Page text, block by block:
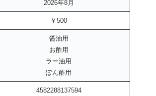
2026年8月
￥500
醤油用
お酢用
ラー油用
ぽん酢用
4582288137594